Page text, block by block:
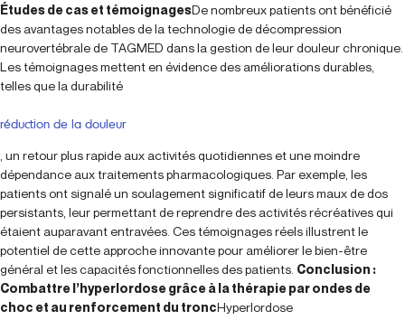
Études de cas et témoignagesDe nombreux patients ont bénéficié
des avantages notables de la technologie de décompression
neurovertébrale de TAGMED dans la gestion de leur douleur chronique.
Les témoignages mettent en évidence des améliorations durables,
telles que la durabilité
réduction de la douleur
, un retour plus rapide aux activités quotidiennes et une moindre
dépendance aux traitements pharmacologiques. Par exemple, les
patients ont signalé un soulagement significatif de leurs maux de dos
persistants, leur permettant de reprendre des activités récréatives qui
étaient auparavant entravées. Ces témoignages réels illustrent le
potentiel de cette approche innovante pour améliorer le bien-être
général et les capacités fonctionnelles des patients. Conclusion :
Combattre l’hyperlordose grâce à la thérapie par ondes de
choc et au renforcement du troncHyperlordose